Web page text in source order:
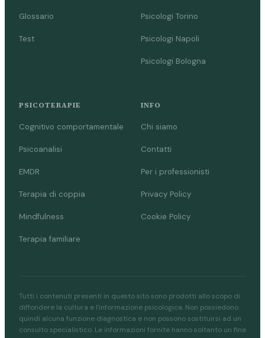
Glossario
Test
Psicologi Torino
Psicologi Napoli
Psicologi Bologna
PSICOTERAPIE
Cognitivo comportamentale
Psicoanalisi
EMDR
Terapia di coppia
Mindfulness
Terapia familiare
INFO
Chi siamo
Contatti
Per i professionisti
Privacy Policy
Cookie Policy
Tutti i contenuti presenti in questo sito sono prodotti allo scopo di
diffondere la cultura e l'informazione psicologica. Non possiedono
quindi alcuna funzione diagnostica e non possono sostituirsi ad un
consulto specialistico. Le informazioni fornite hanno soltanto un fine